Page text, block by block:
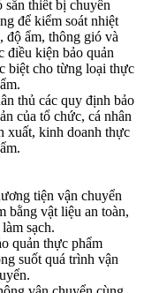
sẵn thiết bị chuyên
để kiểm soát nhiệt
độ ẩm, thông gió và
điều kiện bảo quản
biệt cho từng loại thực
thủ các quy định bảo
của tổ chức, cá nhân
xuất, kinh doanh thực
tiện vận chuyển
bằng vật liệu an toàn,
làm sạch.
quản thực phẩm
suốt quá trình vận